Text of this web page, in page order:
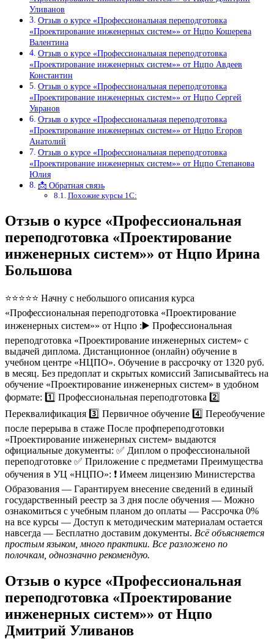
Уливанов
Отзыв о курсе «Профессиональная переподготовка
«Проектирование инженерных систем»» от Нцпо Кошерева
Валентина
Отзыв о курсе «Профессиональная переподготовка
«Проектирование инженерных систем»» от Нцпо Авдеев
Константин
Отзыв о курсе «Профессиональная переподготовка
«Проектирование инженерных систем»» от Нцпо Сергей
Увранов
Отзыв о курсе «Профессиональная переподготовка
«Проектирование инженерных систем»» от Нцпо Егоров
Анатолий
Отзыв о курсе «Профессиональная переподготовка
«Проектирование инженерных систем»» от Нцпо Степанова
Юлия
📩 Обратная связь
Похожие курсы 1С:
Отзыв о курсе «Профессиональная
переподготовка «Проектирование
инженерных систем»» от Нцпо Ирина
Большова
⭐⭐⭐⭐⭐ Начну с небольшого описания курса
«Профессиональная переподготовка «Проектирование
инженерных систем»» от Нцпо :▶️ Профессиональная
переподготовка «Проектирование инженерных систем» с
выдачей диплома. Дистанционное (онлайн) обучение в
учебном центре «НЦПО». Обучение в рассрочку от 1320 руб.
в месяц. Без предоплат и скрытых комиссий Записывайтесь на
обучение «Проектирование инженерных систем» в удобном
формате: 1️⃣ Профессиональная переподготовка 2️⃣
Переквалификация 3️⃣ Первичное обучение 4️⃣ Переобучение
после перерыва в стаже После профпереподготовки
«Проектирование инженерных систем» выдаются
официальные документы: ✅ Диплом о профессиональной
переподготовке ✅ Приложение с предметами Преимущества
обучения в УЦ «НЦПО»: ❗️ Имеем лицензию Министерства
Образования — Гарантируем внесение сведений в единый
государственный реестр за 3 дня после обучения — Можно
ознакомиться с учебным планом до оплаты — Рассрочка 0%
на все курсы — Доступ к методическим материалам остается
навсегда — Бесплатно доставим документы. Всё объясняется
простым языком, много практики. Все разложено по
полочкам, однозначно рекомендую.
Отзыв о курсе «Профессиональная
переподготовка «Проектирование
инженерных систем»» от Нцпо
Дмитрий Уливанов